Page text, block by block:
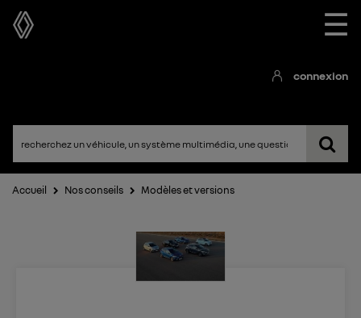
☰
connexion
Accueil Nos conseils Modèles et versions